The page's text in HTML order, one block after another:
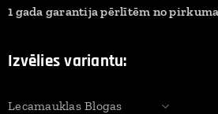
1 gada garantija pērlītēm no
Izvēlies variantu:
Lecamauklas Blogas